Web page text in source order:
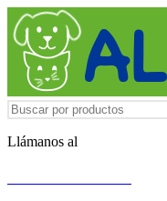
Llámanos al